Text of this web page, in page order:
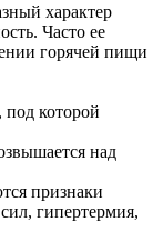
характер
Часто ее
горячей пищи
которой
над
признаки
гипертермия,